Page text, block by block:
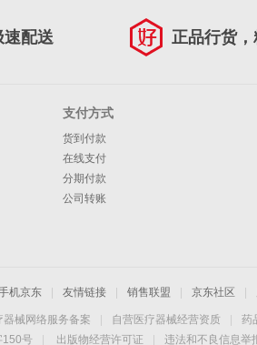
速配送 正品行货
支付方式
货到付款
在线支付
分期付款
公司转账
机京东 友情链接 销售联盟 京东社区
器械网络服务备案 自营医疗器械经营资质 药
150号
出版物经营许可证 违法和不良信息举